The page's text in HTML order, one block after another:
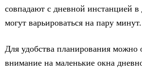
совпадают с дневной инстанцией в
могут варьироваться на пару минут.
Для удобства планирования можно
внимание на маленькие окна